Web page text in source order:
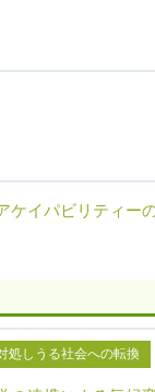
ケイパビリティー
処しうる社会への転換